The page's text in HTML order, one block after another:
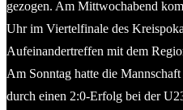
gezogen. Am Mittwochabend
Uhr im Viertelfinale des
Aufeinandertreffen mit dem
Am Sonntag hatte die
durch einen 2:0-Erfolg bei der